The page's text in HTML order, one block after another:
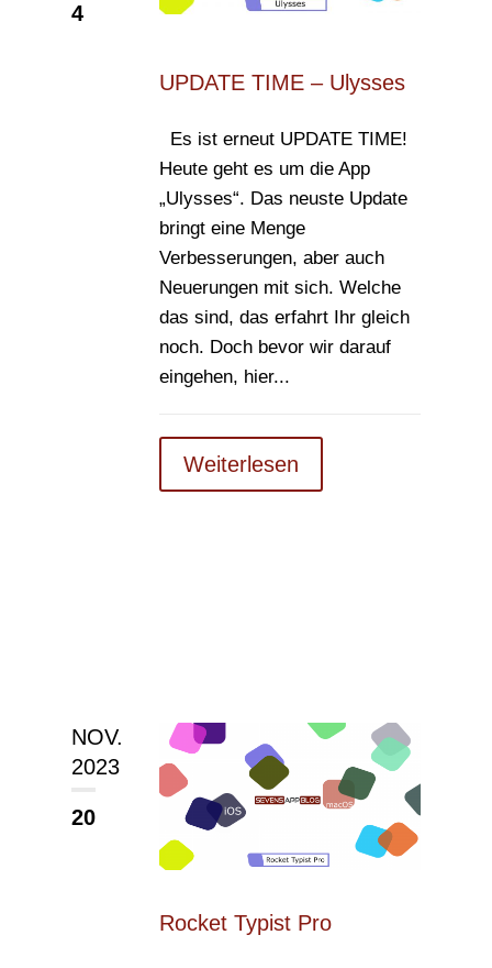
4
UPDATE TIME – Ulysses
Es ist erneut UPDATE TIME!
Heute geht es um die App
„Ulysses“. Das neuste Update
bringt eine Menge
Verbesserungen, aber auch
Neuerungen mit sich. Welche
das sind, das erfahrt Ihr gleich
noch. Doch bevor wir darauf
eingehen, hier...
Weiterlesen
NOV.
2023
20
Rocket Typist Pro